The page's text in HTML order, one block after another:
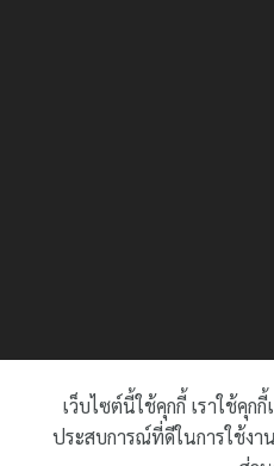
เว็บไซต์นี้ใช้คุกกี้ เราใช้คุ
ประสบการณ์ที่ดีในการใช้งา